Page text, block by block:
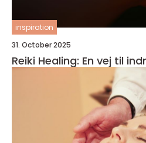
inspiration
31. October 2025
Reiki Healing: En vej til